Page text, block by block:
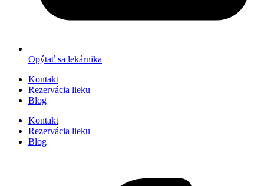
Opýtať sa lekárnika
Kontakt
Rezervácia lieku
Blog
Kontakt
Rezervácia lieku
Blog